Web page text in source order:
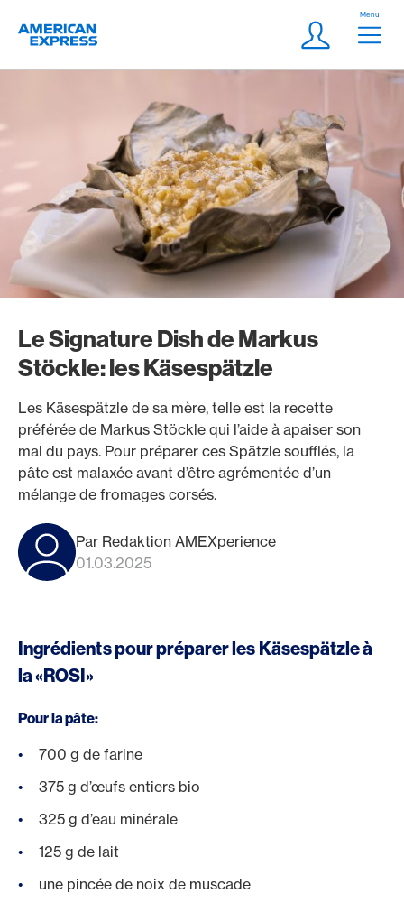
Logo
Meta
Login
Menu
Le Signature Dish de Markus
Stöckle: les Käsespätzle
Les Käsespätzle de sa mère, telle est la recette
préférée de Markus Stöckle qui l’aide à apaiser son
mal du pays. Pour préparer ces Spätzle soufflés, la
pâte est malaxée avant d’être agrémentée d’un
mélange de fromages corsés.
Par Redaktion AMEXperience
01.03.2025
Ingrédients pour préparer les Käsespätzle à
la «ROSI»
Pour la pâte:
700 g de farine
375 g d’œufs entiers bio
325 g d’eau minérale
125 g de lait
une pincée de noix de muscade